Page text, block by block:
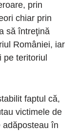
prin
chiar prin
să întreţină
României, iar
teritoriul
faptul că,
victimele de
adăposteau în